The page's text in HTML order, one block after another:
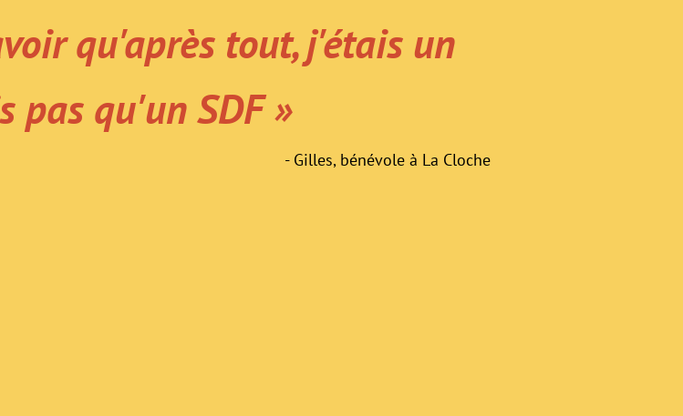
qu'après tout, j'étais un
pas qu'un SDF »
- Gilles, bénévole à La Cloche